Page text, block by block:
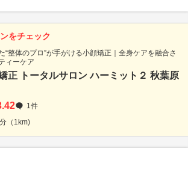
をチェック
“整体のプロ”が手がける小顔矯正｜全身ケアを融合さ
ィーケア
正 トータルサロン ハーミット２ 秋葉原
1件
（1km)